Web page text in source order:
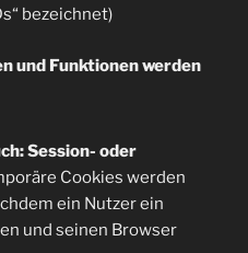
bezeichnet)
und Funktionen werden
Session- oder
Cookies werden
ein Nutzer ein
und seinen Browser